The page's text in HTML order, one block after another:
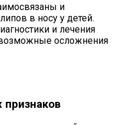
и
в носу у детей.
и лечения
осложнения
признаков